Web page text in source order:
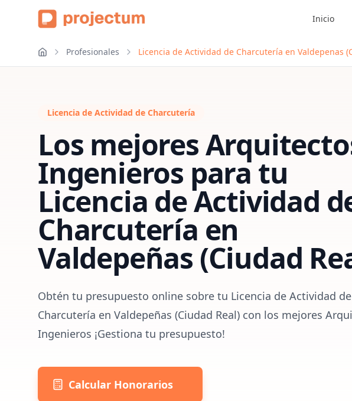
Inicio
Profesionales Licencia de Actividad de Charcutería en Valdepenas
Licencia de Actividad de Charcutería
Los mejores
Ingenieros para tu
Licencia de Actividad
Charcutería en
Valdepeñas (Ciudad
Obtén tu presupuesto online sobre tu Licencia de Actividad de
Charcutería en Valdepeñas (Ciudad Real) con los mejores
Ingenieros ¡Gestiona tu presupuesto!
Calcular Honorarios